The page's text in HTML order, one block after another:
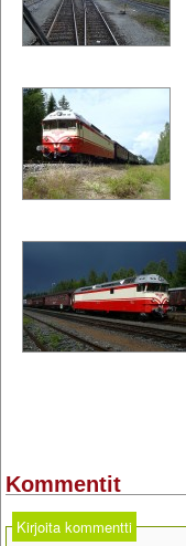
Kommentit
Kirjoita kommentti